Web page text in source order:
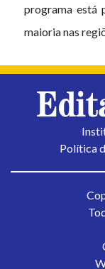
programa está
maioria nas
Política